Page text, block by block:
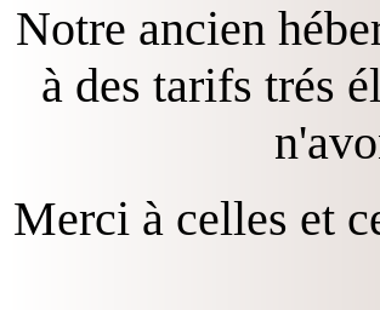
Notre ancien
à des tarifs trés
Merci à celles et